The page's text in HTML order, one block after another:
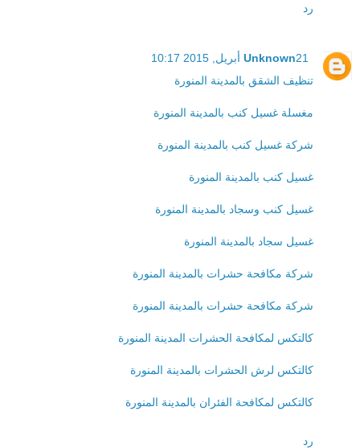
رد
Unknown21 أبريل, 2015 10:17
تنظيف الشقق بالمدينة المنورة
مغسلة غسيل كنب بالمدينة المنورة
شركة غسيل كنب بالمدينة المنورة
غسيل كنب بالمدينة المنورة
غسيل كنب وسجاد بالمدينة المنورة
غسيل سجاد بالمدينة المنورة
شركة مكافحة حشرات بالمدينة المنورة
شركة مكافحة حشرات بالمدينة المنورة
كالتكس لمكافحة الحشرات المدينة المنورة
كالتكس لرش الحشرات بالمدينة المنورة
كالتكس لمكافحة الفئران بالمدينة المنورة
رد